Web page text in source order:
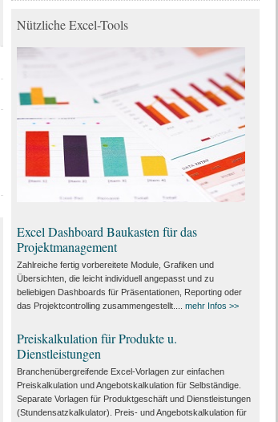
Nützliche Excel-Tools
Excel Dashboard Baukasten für das
Projektmanagement
Zahlreiche fertig vorbereitete Module, Grafiken und
Übersichten, die leicht individuell angepasst und zu
beliebigen Dashboards für Präsentationen, Reporting oder
das Projektcontrolling zusammengestellt.... mehr Infos >>
Preiskalkulation für Produkte u.
Dienstleistungen
Branchenübergreifende Excel-Vorlagen zur einfachen
Preiskalkulation und Angebotskalkulation für Selbständige.
Separate Vorlagen für Produktgeschäft und Dienstleistungen
(Stundensatzkalkulator). Preis- und Angebotskalkulation für